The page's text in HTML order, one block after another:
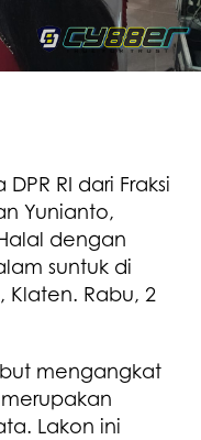
RI dari Fraksi
Yunianto,
dengan
suntuk di
Klaten. Rabu, 2
mengangkat
Lakon ini